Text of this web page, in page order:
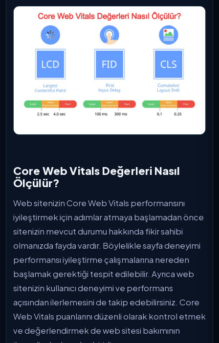
Core Web Vitals Değerleri Nasıl
Ölçülür?
Web sitenizin Core Web Vitals performansını
iyileştirmek için adımlar atmaya başlamadan önce
sitenizin mevcut durumu hakkında fikir sahibi
olmanızda fayda vardır. Böylelikle sayfa deneyimi
performansı iyileştirme çalışmalarına nereden
başlamak gerektiği tespit edilebilir. Ayrıca web
sitenizin kullanıcı deneyimi ve performans
açısından ilerlemesini de takip edebilirsiniz. Core
Web Vitals puanlarını düzenli olarak kontrol etmek
ve değerlendirmek de web sitesi bakımının